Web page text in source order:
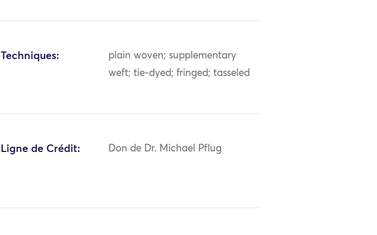
Techniques:
plain woven; supplementary
weft; tie-dyed; fringed; tasseled
Ligne de Crédit: Don de Dr. Michael Pflug